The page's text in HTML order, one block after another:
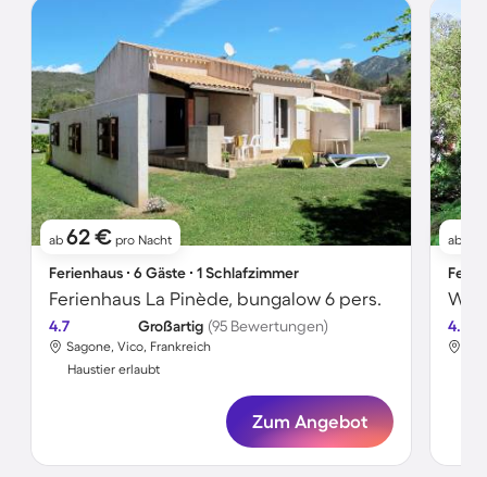
ab 62 € pro Nacht
Ferienhaus ∙ 6 Gäste ∙ 1 Schlafzimmer
Ferienhaus La Pinède, bungalow 6 pers.
4.7 Großartig (95 Bewertungen)
Sagone, Vico, Frankreich
Haustier erlaubt
Zum Angebot
ab
4.5